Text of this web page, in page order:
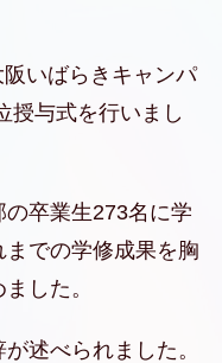
いばらきキャンパ
授与式を行いまし
卒業生273名に学
での学修成果を胸
した。
述べられました。